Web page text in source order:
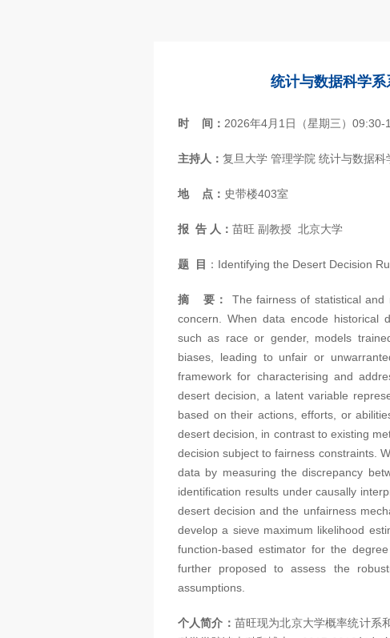
统计与数据科学
时 间： 2026年4月1日（星期三）09:30-
主持人： 复旦大学 管理学院 统计与数据科
地 点： 史带楼403室
报 告 人： 苗旺 副教授 北京大学
题 目 ：Identifying the Desert Decision
摘 要：
The fairness of statistical
concern. When data encode historical
such as race or gender, models
biases, leading to unfair or
framework for characterising and
desert decision, a latent variable
based on their actions, efforts, or
desert decision, in contrast to existing
decision subject to fairness constraints.
data by measuring the discrepancy
identification results under causally
desert decision and the unfairness
develop a sieve maximum likelihood
function-based estimator for the
further proposed to assess the
assumptions.
个人简介： 苗旺现为北京大学概率统计系